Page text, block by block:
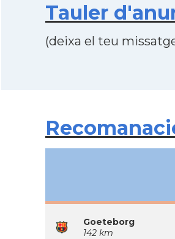
Tauler
(deixa el teu
Goeteborg
142 km